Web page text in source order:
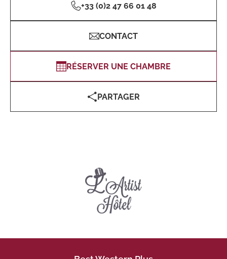
+33 (0)2 47 66 01 48
CONTACT
RÉSERVER UNE CHAMBRE
PARTAGER